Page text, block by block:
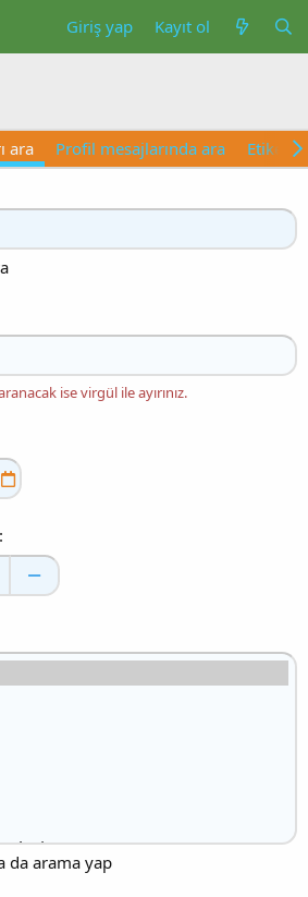
Giriş yap Kayıt ol
ara Profil mesajlarında ara
ise virgül ile ayırınız.
da arama yap